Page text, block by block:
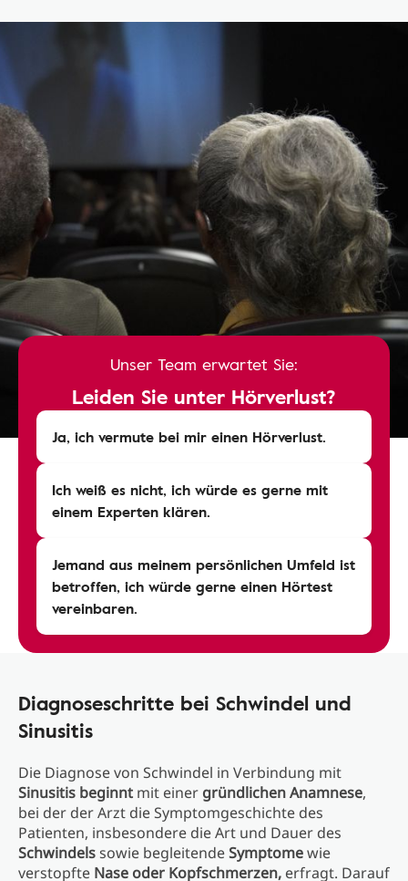
Unser Team erwartet Sie:
Leiden Sie unter Hörverlust?
Ja, ich vermute bei mir einen Hörverlust.
Ich weiß es nicht, ich würde es gerne mit
einem Experten klären.
Jemand aus meinem persönlichen Umfeld ist
betroffen, ich würde gerne einen Hörtest
vereinbaren.
Diagnoseschritte bei Schwindel und
Sinusitis
Die Diagnose von Schwindel in Verbindung mit
Sinusitis beginnt mit einer gründlichen Anamnese,
bei der der Arzt die Symptomgeschichte des
Patienten, insbesondere die Art und Dauer des
Schwindelssowie begleitendeSymptomewie
verstopfte Nase oder Kopfschmerzen, erfragt. Darauf